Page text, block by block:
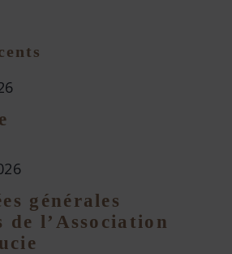
générales
de l’Association